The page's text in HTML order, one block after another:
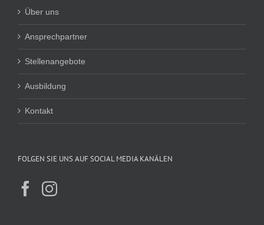
Über uns
Ansprechpartner
Stellenangebote
Ausbildung
Kontakt
FOLGEN SIE UNS AUF SOCIAL MEDIA KANÄLEN